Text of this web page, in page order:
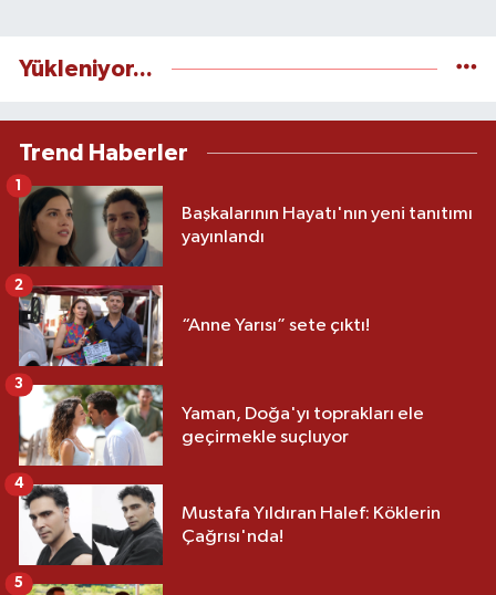
Yükleniyor...
Trend Haberler
Başkalarının Hayatı'nın yeni tanıtımı
yayınlandı
1
“Anne Yarısı” sete çıktı!
2
Yaman, Doğa'yı toprakları ele
geçirmekle suçluyor
3
Mustafa Yıldıran Halef: Köklerin
Çağrısı'nda!
4
5